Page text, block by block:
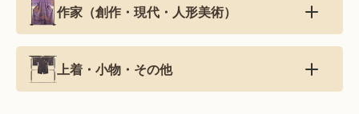
作家（創作・現代・人形美術）
上着・小物・その他